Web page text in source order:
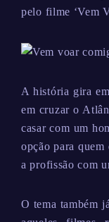
pelo filme ‘Vem
A história gira
em cruzar o
casar com um
opção para
a profissão com
O tema também